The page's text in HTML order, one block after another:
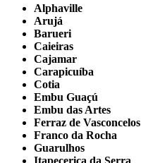
Alphaville
Arujá
Barueri
Caieiras
Cajamar
Carapicuíba
Cotia
Embu Guaçú
Embu das Artes
Ferraz de Vasconcelos
Franco da Rocha
Guarulhos
Itapecerica da Serra